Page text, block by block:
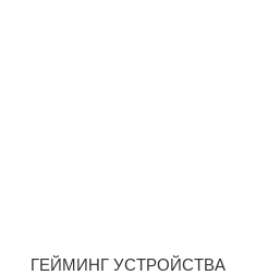
ГЕЙМИНГ УСТРОЙСТВА